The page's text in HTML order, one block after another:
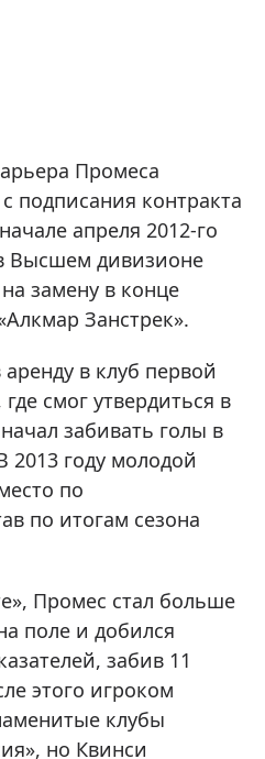
Промеса
подписания контракта
апреля 2012-го
Высшем дивизионе
замену в конце
Занстрек».
в клуб первой
смог утвердиться в
забивать голы в
2013 году молодой
по
по итогам сезона
Промес стал больше
поле и добился
забив 11
этого игроком
клубы
но Квинси